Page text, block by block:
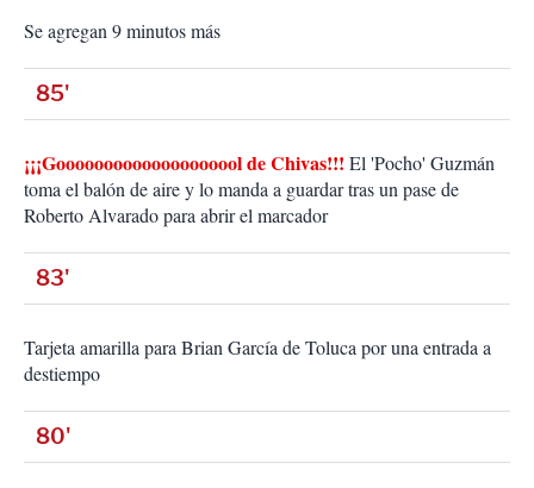
Se agregan 9 minutos más
85'
¡¡¡Goooooooooooooooooool de Chivas!!! El 'Pocho' Guzmán
toma el balón de aire y lo manda a guardar tras un pase de
Roberto Alvarado para abrir el marcador
83'
Tarjeta amarilla para Brian García de Toluca por una entrada a
destiempo
80'